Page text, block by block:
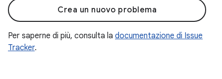
Crea un nuovo problema
Per saperne di più, consulta la documentazione di Issue
Tracker.